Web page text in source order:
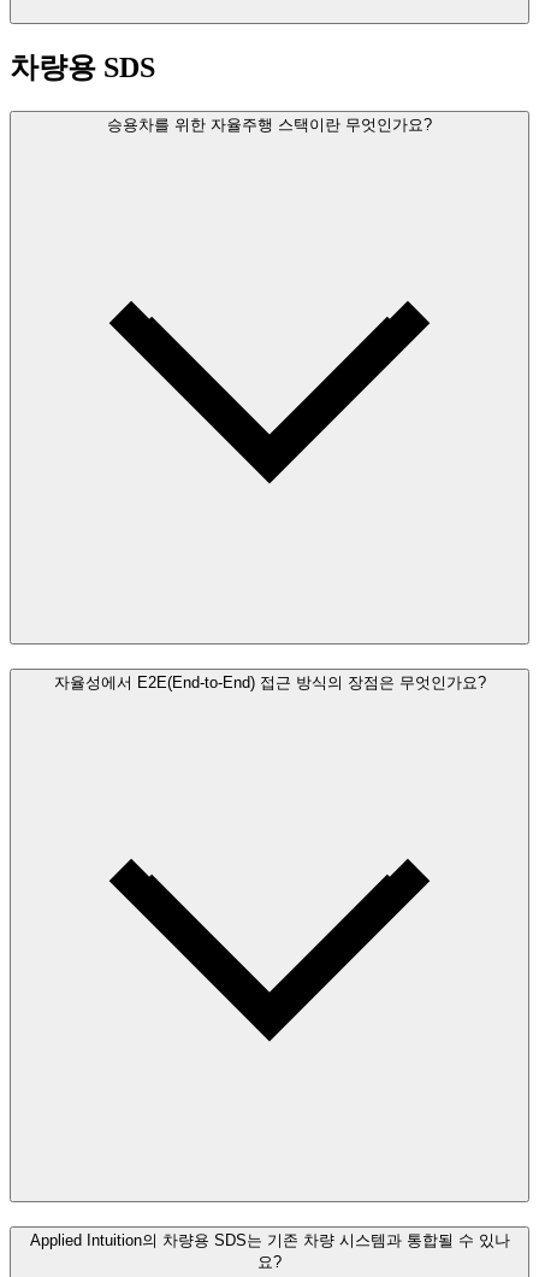
차량용 SDS
승용차를 위한 자율주행 스택이란 무엇인가요?
자율성에서 E2E(End-to-End) 접근 방식의 장점은 무엇인가요?
Applied Intuition의 차량용 SDS는 기존 차량 시스템과 통합될 수 있나
요?